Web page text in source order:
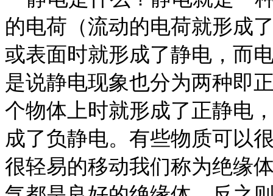
的电荷（流动的电荷就形成
或表面时就形成了静电，而
是说静电现象也分为两种即
个物体上时就形成了正静电
成了负静电。有些物质可以
很轻易的移动我们称为绝缘